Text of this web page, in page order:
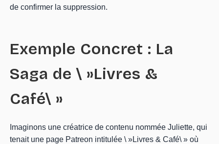
de confirmer la suppression.
Exemple Concret : La
Saga de \ »Livres &
Café\ »
Imaginons une créatrice de contenu nommée Juliette, qui
tenait une page Patreon intitulée \ »Livres & Café\ » où